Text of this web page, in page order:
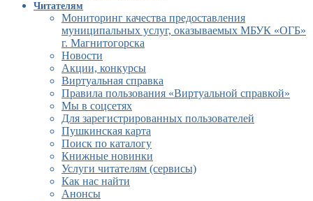
Читателям
Мониторинг качества предоставления
муниципальных услуг, оказываемых МБУК «ОГБ»
г. Магнитогорска
Новости
Акции, конкурсы
Виртуальная справка
Правила пользования «Виртуальной справкой»
Мы в соцсетях
Для зарегистрированных пользователей
Пушкинская карта
Поиск по каталогу
Книжные новинки
Услуги читателям (сервисы)
Как нас найти
Анонсы